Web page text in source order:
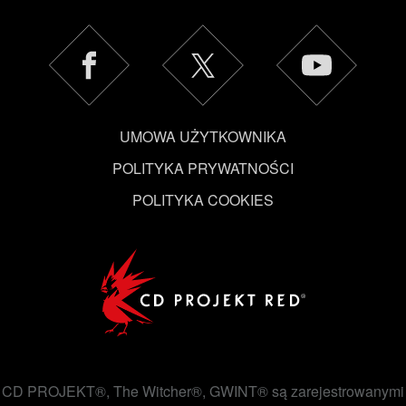
UMOWA UŻYTKOWNIKA
POLITYKA PRYWATNOŚCI
POLITYKA COOKIES
CD PROJEKT®, The Witcher®, GWINT® są zarejestrowanymi